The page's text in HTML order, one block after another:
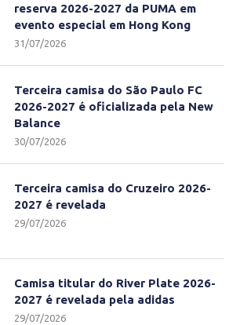
reserva 2026-2027 da PUMA em
evento especial em Hong Kong
31/07/2026
Terceira camisa do São Paulo FC
2026-2027 é oficializada pela New
Balance
30/07/2026
Terceira camisa do Cruzeiro 2026-
2027 é revelada
29/07/2026
Camisa titular do River Plate 2026-
2027 é revelada pela adidas
29/07/2026